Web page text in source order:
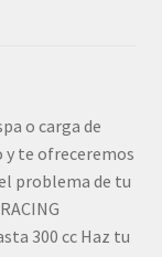
o carga de
y te ofreceremos
problema de tu
300 cc Haz tu